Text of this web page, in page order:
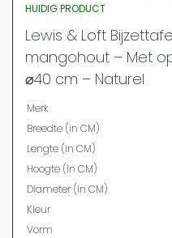
HUIDIG PRODUCT
Lewis & Loft
mangohout – Met
⌀40 cm – Naturel
Merk
Breedte (in CM)
Lengte (in CM)
Hoogte (in CM)
Diameter (in CM)
Kleur
Vorm